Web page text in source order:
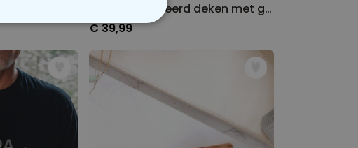
Gepersonaliseerd deken met game console en tekst
€ 39,99